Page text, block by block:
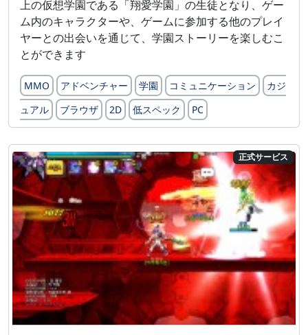
上の仮想学園である「翔愛学園」の生徒となり、ゲー
ム内のキャラクターや、ゲームに参加する他のプレイ
ヤーとの出会いを通じて、学園ストーリーを楽しむこ
とができます
MMO アドベンチャー 学園 コミュニケーション
カジ
ュアル
ブラウザ 2D 低スペック PC
正式サービス